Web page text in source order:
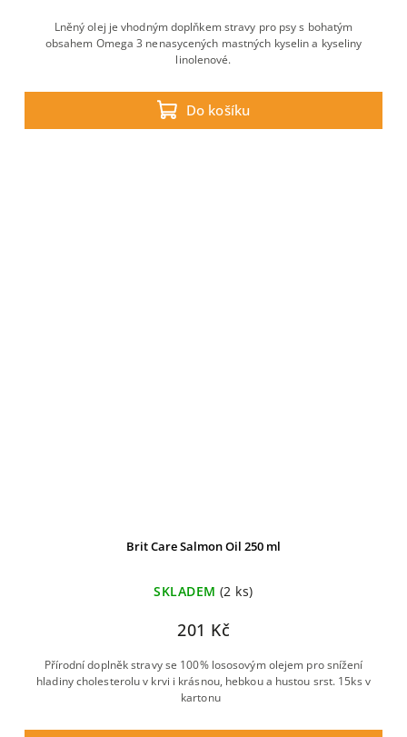
Do košíku
Lněný olej je vhodným doplňkem stravy pro psy s bohatým
obsahem Omega 3 nenasycených mastných kyselin a kyseliny
linolenové.
Brit Care Salmon Oil 250 ml
SKLADEM (2 ks)
201 Kč
Přírodní doplněk stravy se 100% lososovým olejem pro snížení
hladiny cholesterolu v krvi i krásnou, hebkou a hustou srst. 15ks v
kartonu